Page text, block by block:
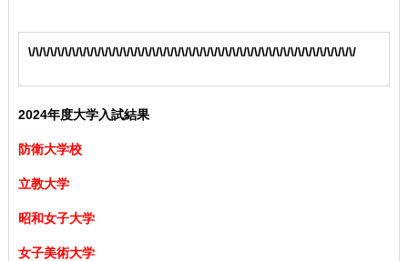
\/\/\/\/\/\/\/\/\/\/\/\/\/\/\/\/\/\/\/\/\/\/\/\/\/\/\/\/\/\/\/\/\/\/\/\/\/\/\/\/\/\/\/\/\/
2024年度大学入試結果
防衛大学校
立教大学
昭和女子大学
女子美術大学